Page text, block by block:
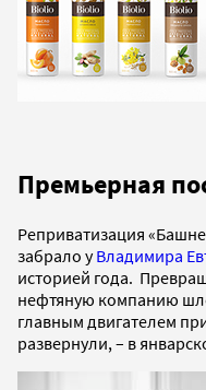
Премьерная
Реприватизация
забрало уВладимира
историей года.
нефтяную компанию
главным двигателем
развернули, – в